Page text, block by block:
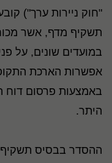
"חוק ניירות ערך")
תשקיף מדף, אשר
באמצעות פרסום
היתר.
ההסדר בבסיס